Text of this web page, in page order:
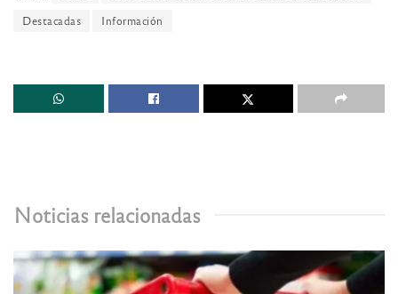
Destacadas
Información
Noticias relacionadas